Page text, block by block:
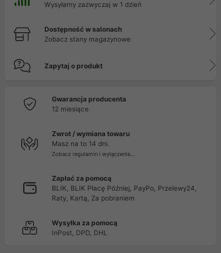
Wysyłamy zazwyczaj w 1 dzień
Dostępność w salonach
Zobacz stany magazynowe
Zapytaj o produkt
Gwarancja producenta
12 miesiące
Zwrot / wymiana towaru
Masz na to 14 dni.
Zobacz regulamin i wyłączenia...
Zapłać za pomocą
BLIK, BLIK Płacę Później, PayPo, Przelewy24,
Raty, Kartą, Za pobraniem
Wysyłka za pomocą
InPost, DPD, DHL